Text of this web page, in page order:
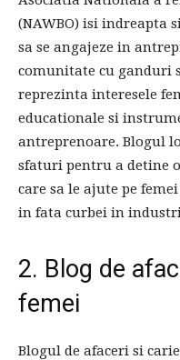
(NAWBO) isi indreapta
sa se angajeze in
comunitate cu ganduri
reprezinta interesele
educationale si
antreprenoare. Blogul
sfaturi pentru a detine
care sa le ajute pe
in fata curbei in
2. Blog de
femei
Blogul de afaceri si